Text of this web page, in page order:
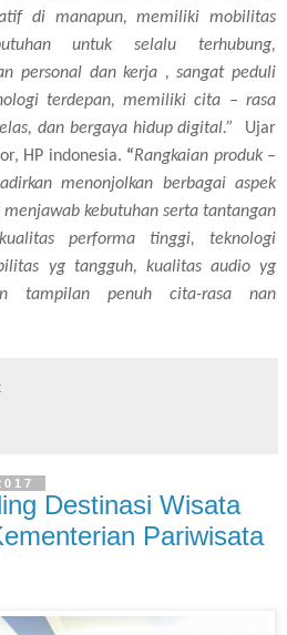
di manapun, memiliki mobilitas
untuk selalu terhubung,
personal dan kerja , sangat peduli
terdepan, memiliki cita – rasa
dan bergaya hidup digital.”
Ujar
HP indonesia. “Rangkaian produk –
menonjolkan berbagai aspek
kebutuhan serta tantangan
performa tinggi, teknologi
yg tangguh, kualitas audio yg
tampilan penuh cita-rasa nan
Destinasi Wisata
Pariwisata